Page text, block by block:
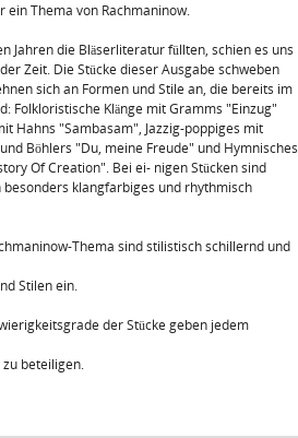
ein Thema von Rachmaninow.
Jahren die Bläserliteratur füllten, schien es uns
Zeit. Die Stücke dieser Ausgabe schweben
sich an Formen und Stile an, die bereits im
Folkloristische Klänge mit Gramms "Einzug"
Hahns "Sambasam", Jazzig-poppiges mit
Böhlers "Du, meine Freude" und Hymnisches
Of Creation". Bei ei- nigen Stücken sind
klangfarbiges und rhythmisch
Thema sind stilistisch schillernd und
Stilen ein.
der Stücke geben jedem
beteiligen.